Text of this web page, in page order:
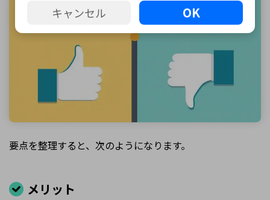
要点を整理すると、次のようになります。
メリット
キャンセル OK